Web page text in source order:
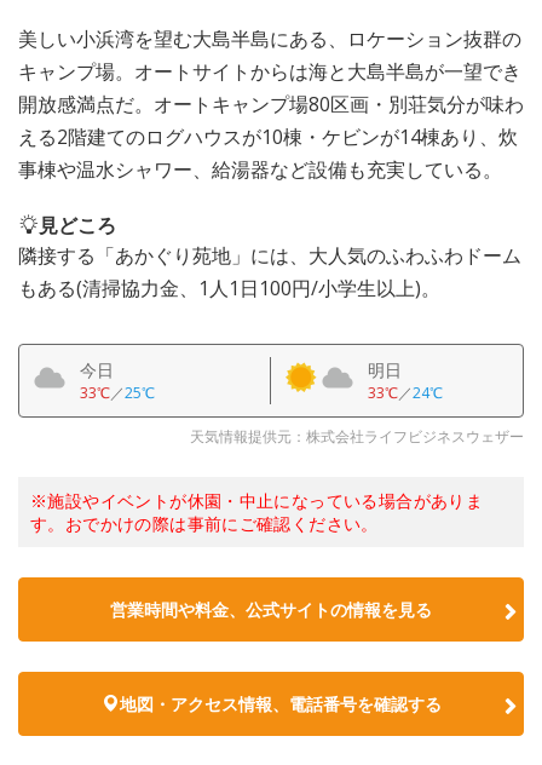
美しい小浜湾を望む大島半島にある、ロケーション抜群の
キャンプ場。オートサイトからは海と大島半島が一望でき
開放感満点だ。オートキャンプ場80区画・別荘気分が味わ
える2階建てのログハウスが10棟・ケビンが14棟あり、炊
事棟や温水シャワー、給湯器など設備も充実している。
見どころ
隣接する「あかぐり苑地」には、大人気のふわふわドーム
もある(清掃協力金、1人1日100円/小学生以上)。
今日
33℃／25℃
明日
33℃／24℃
天気情報提供元：株式会社ライフビジネスウェザー
※施設やイベントが休園・中止になっている場合がありま
す。おでかけの際は事前にご確認ください。
営業時間や料金、公式サイトの情報を見る
地図・アクセス情報、電話番号を確認する